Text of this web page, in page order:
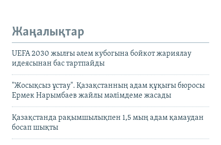
Жаңалықтар
UEFA 2030 жылғы әлем кубогына бойкот жариялау
идеясынан бас тартпайды
"Жосықсыз ұстау". Қазақстанның адам құқығы бюросы
Ермек Нарымбаев жайлы мәлімдеме жасады
Қазақстанда рақымшылықпен 1,5 мың адам қамаудан
босап шықты